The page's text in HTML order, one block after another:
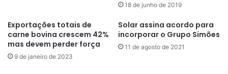
18 de junho de 2019
Exportações totais de
carne bovina crescem 42%
mas devem perder força
9 de janeiro de 2023
Solar assina acordo para
incorporar o Grupo Simões
11 de agosto de 2021